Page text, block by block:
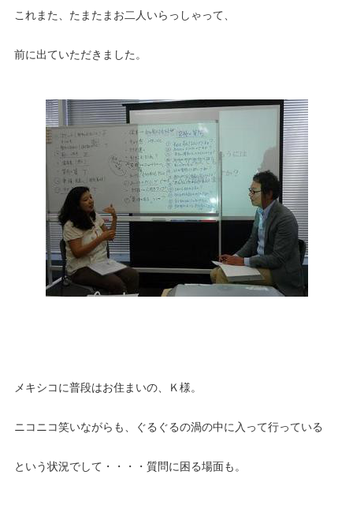
これまた、たまたまお二人いらっしゃって、
前に出ていただきました。
メキシコに普段はお住まいの、Ｋ様。
ニコニコ笑いながらも、ぐるぐるの渦の中に入って行っている
という状況でして・・・・質問に困る場面も。